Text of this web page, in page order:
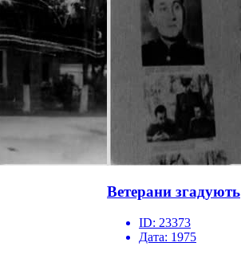
Ветерани згадують
ID: 23373
Дата: 1975